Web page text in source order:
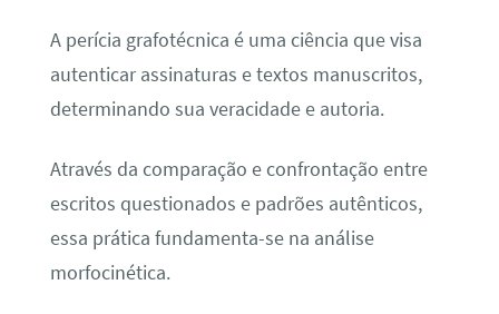
A perícia grafotécnica é uma ciência que visa
autenticar assinaturas e textos manuscritos,
determinando sua veracidade e autoria.
Através da comparação e confrontação entre
escritos questionados e padrões autênticos,
essa prática fundamenta-se na análise
morfocinética.